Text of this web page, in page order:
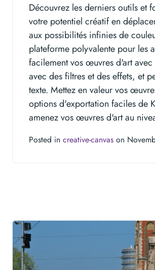
Découvrez les derniers outils et
votre potentiel créatif en
aux possibilités infinies de
plateforme polyvalente pour les
facilement vos œuvres d'art
avec des filtres et des effets, et
texte. Mettez en valeur vos
options d'exportation faciles de
amenez vos œuvres d'art au
Posted in creative-canvas on